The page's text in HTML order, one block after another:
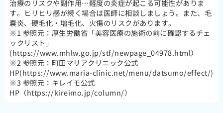
治療のリスクや副作用…軽度の炎症が起こる可能性がありま
す。ヒリヒリ感が続く場合は医師に相談しましょう。また、毛
嚢炎、硬毛化・増毛化、火傷のリスクがあります。
※1 参照元：厚生労働省「美容医療の施術の前に確認するチェ
ックリスト」
(https://www.mhlw.go.jp/stf/newpage_04978.html）
※2 参照元：町田マリアクリニック公式
HP(https://www.maria-clinic.net/menu/datsumo/effect/)
※3 参照元：キレイモ公式
HP（https://kireimo.jp/column/）